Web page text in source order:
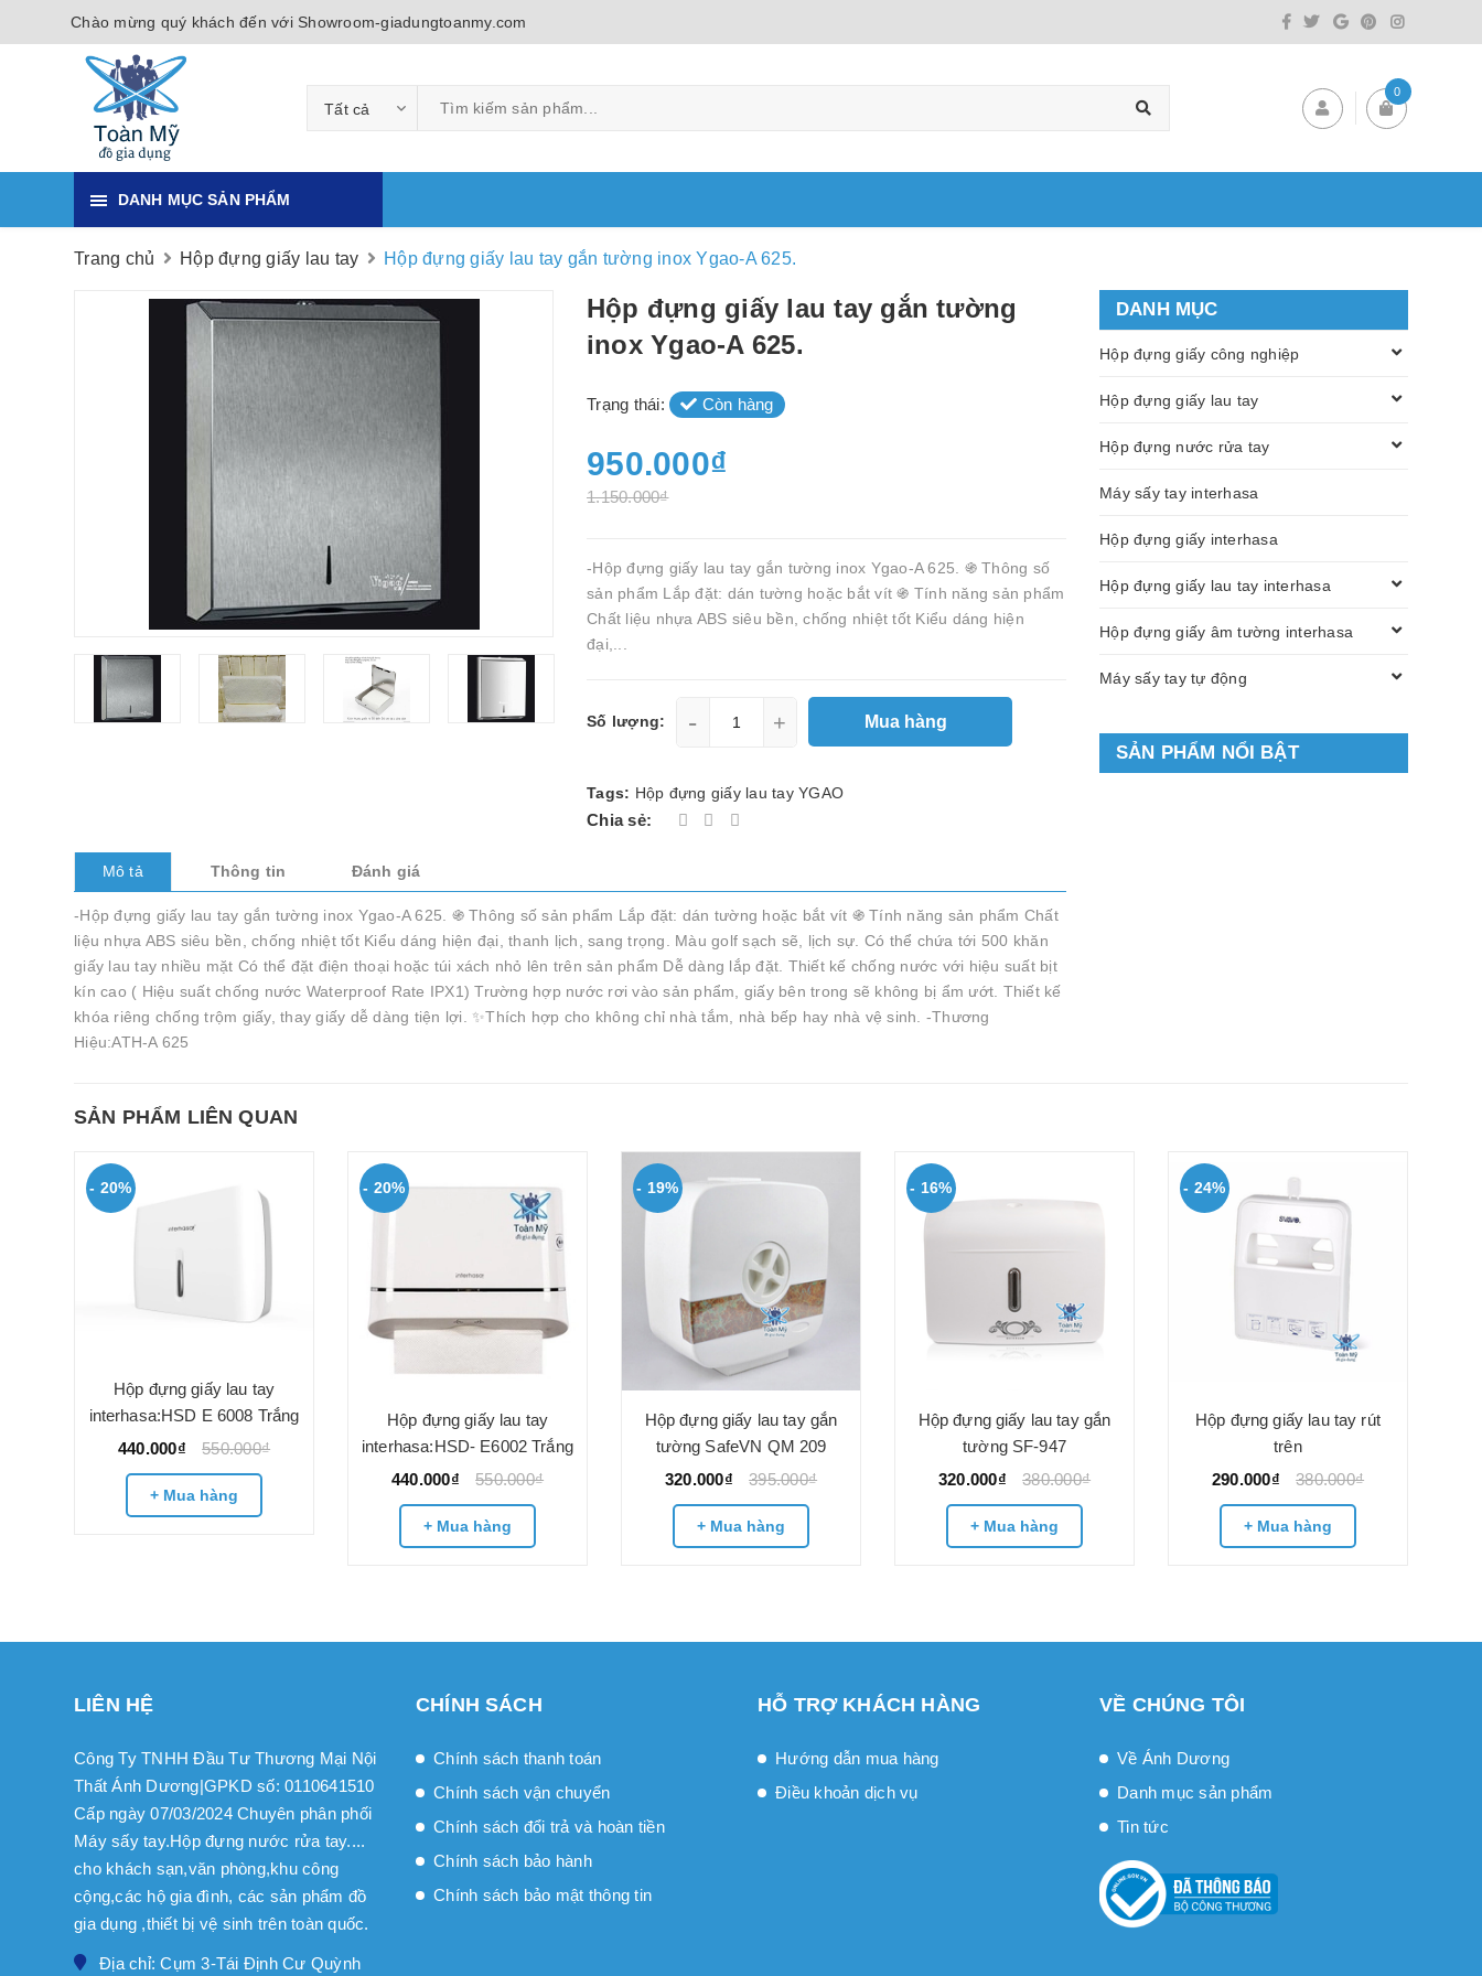
Chào mừng quý khách đến với Showroom-giadungtoanmy.com
Tất cả
0
DANH MỤC SẢN PHẨM
Trang chủ Hộp đựng giấy lau tay Hộp đựng giấy lau tay gắn tường inox Ygao-A 625.
Hộp đựng giấy lau tay gắn tường
inox Ygao-A 625.
Trạng thái: Còn hàng
950.000₫
1.150.000₫
-Hộp đựng giấy lau tay gắn tường inox Ygao-A 625. ֍ Thông số
sản phẩm Lắp đặt: dán tường hoặc bắt vít ֍ Tính năng sản phẩm
Chất liệu nhựa ABS siêu bền, chống nhiệt tốt Kiểu dáng hiện
đại,...
Số lượng: - + Mua hàng
Tags: Hộp đựng giấy lau tay YGAO
Chia sẻ:
Mô tả Thông tin Đánh giá
-Hộp đựng giấy lau tay gắn tường inox Ygao-A 625. ֍ Thông số sản phẩm Lắp đặt: dán tường hoặc bắt vít ֍ Tính năng sản phẩm Chất
liệu nhựa ABS siêu bền, chống nhiệt tốt Kiểu dáng hiện đại, thanh lịch, sang trọng. Màu golf sạch sẽ, lịch sự. Có thể chứa tới 500 khăn
giấy lau tay nhiều mặt Có thể đặt điện thoại hoặc túi xách nhỏ lên trên sản phẩm Dễ dàng lắp đặt. Thiết kế chống nước với hiệu suất bịt
kín cao ( Hiệu suất chống nước Waterproof Rate IPX1) Trường hợp nước rơi vào sản phẩm, giấy bên trong sẽ không bị ẩm ướt. Thiết kế
khóa riêng chống trộm giấy, thay giấy dễ dàng tiện lợi. ✨Thích hợp cho không chỉ nhà tắm, nhà bếp hay nhà vệ sinh. -Thương
Hiệu:ATH-A 625
DANH MỤC
Hộp đựng giấy công nghiệp
Hộp đựng giấy lau tay
Hộp đựng nước rửa tay
Máy sấy tay interhasa
Hộp đựng giấy interhasa
Hộp đựng giấy lau tay interhasa
Hộp đựng giấy âm tường interhasa
Máy sấy tay tự động
SẢN PHẨM NỔI BẬT
SẢN PHẨM LIÊN QUAN
- 20%
Hộp đựng giấy lau tay
interhasa:HSD E 6008 Trắng
440.000₫
550.000₫
+ Mua hàng
- 20%
Hộp đựng giấy lau tay
interhasa:HSD- E6002 Trắng
440.000₫
550.000₫
+ Mua hàng
- 19%
Hộp đựng giấy lau tay gắn
tường SafeVN QM 209
320.000₫
395.000₫
+ Mua hàng
- 16%
Hộp đựng giấy lau tay gắn
tường SF-947
320.000₫
380.000₫
+ Mua hàng
- 24%
Hộp đựng giấy lau tay rút
trên
290.000₫
380.000₫
+ Mua hàng
LIÊN HỆ
Công Ty TNHH Đầu Tư Thương Mại Nội
Thất Ánh Dương|GPKD số: 0110641510
Cấp ngày 07/03/2024 Chuyên phân phối
Máy sấy tay.Hộp đựng nước rửa tay....
cho khách sạn,văn phòng,khu công
cộng,các hộ gia đình, các sản phẩm đồ
gia dụng ,thiết bị vệ sinh trên toàn quốc.
Địa chỉ: Cụm 3-Tái Định Cư Quỳnh
CHÍNH SÁCH
Chính sách thanh toán
Chính sách vận chuyển
Chính sách đổi trả và hoàn tiền
Chính sách bảo hành
Chính sách bảo mật thông tin
HỖ TRỢ KHÁCH HÀNG
Hướng dẫn mua hàng
Điều khoản dịch vụ
VỀ CHÚNG TÔI
Về Ánh Dương
Danh mục sản phẩm
Tin tức